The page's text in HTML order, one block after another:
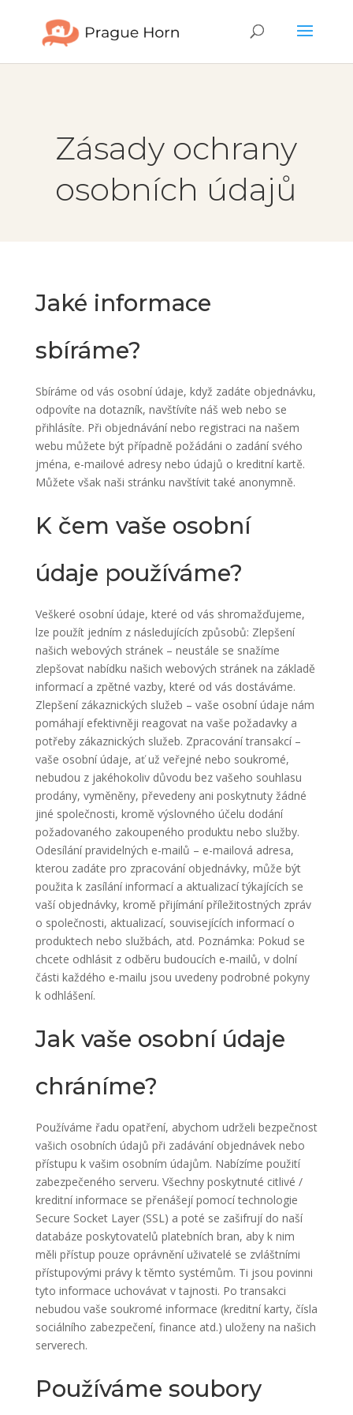
Zásady ochrany
osobních údajů
Jaké informace
sbíráme?
Sbíráme od vás osobní údaje, když zadáte objednávku,
odpovíte na dotazník, navštívíte náš web nebo se
přihlásíte. Při objednávání nebo registraci na našem
webu můžete být případně požádáni o zadání svého
jména, e-mailové adresy nebo údajů o kreditní kartě.
Můžete však naši stránku navštívit také anonymně.
K čem vaše osobní
údaje používáme?
Veškeré osobní údaje, které od vás shromažďujeme,
lze použít jedním z následujících způsobů: Zlepšení
našich webových stránek – neustále se snažíme
zlepšovat nabídku našich webových stránek na základě
informací a zpětné vazby, které od vás dostáváme.
Zlepšení zákaznických služeb – vaše osobní údaje nám
pomáhají efektivněji reagovat na vaše požadavky a
potřeby zákaznických služeb. Zpracování transakcí –
vaše osobní údaje, ať už veřejné nebo soukromé,
nebudou z jakéhokoliv důvodu bez vašeho souhlasu
prodány, vyměněny, převedeny ani poskytnuty žádné
jiné společnosti, kromě výslovného účelu dodání
požadovaného zakoupeného produktu nebo služby.
Odesílání pravidelných e-mailů – e-mailová adresa,
kterou zadáte pro zpracování objednávky, může být
použita k zasílání informací a aktualizací týkajících se
vaší objednávky, kromě přijímání příležitostných zpráv
o společnosti, aktualizací, souvisejících informací o
produktech nebo službách, atd. Poznámka: Pokud se
chcete odhlásit z odběru budoucích e-mailů, v dolní
části každého e-mailu jsou uvedeny podrobné pokyny
k odhlášení.
Jak vaše osobní údaje
chráníme?
Používáme řadu opatření, abychom udrželi bezpečnost
vašich osobních údajů při zadávání objednávek nebo
přístupu k vašim osobním údajům. Nabízíme použití
zabezpečeného serveru. Všechny poskytnuté citlivé /
kreditní informace se přenášejí pomocí technologie
Secure Socket Layer (SSL) a poté se zašifrují do naší
databáze poskytovatelů platebních bran, aby k nim
měli přístup pouze oprávnění uživatelé se zvláštními
přístupovými právy k těmto systémům. Ti jsou povinni
tyto informace uchovávat v tajnosti. Po transakci
nebudou vaše soukromé informace (kreditní karty, čísla
sociálního zabezpečení, finance atd.) uloženy na našich
serverech.
Používáme soubory